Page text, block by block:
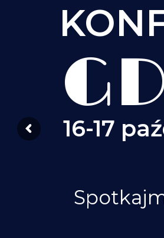
16-17